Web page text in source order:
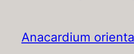
Anacardium